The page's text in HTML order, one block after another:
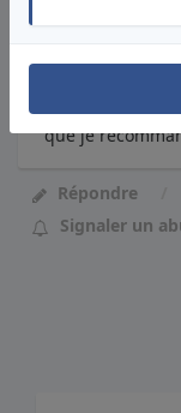
a ses raisons
coups de
précédents. Un
que je
Répondre
Signaler un